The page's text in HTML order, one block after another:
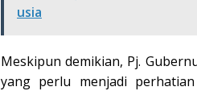
usia
Meskipun demikian, Pj.
yang perlu menjadi